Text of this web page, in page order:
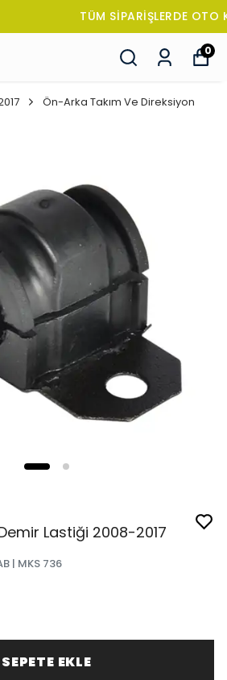
OTO KOKUSU HEDİYE!
0
Ön-Arka Takım Ve Direksiyon
Lastiği 2008-2017
| MKS 736
SEPETE EKLE